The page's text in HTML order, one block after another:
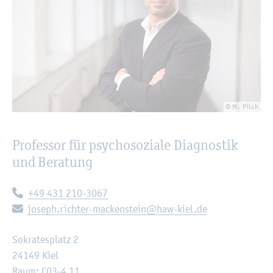
© M. Pilch
Pro­fes­sor für psy­cho­so­zia­le Dia­gnos­tik
und Be­ra­tung
Te­le­fon:
+49 431 210-3067
E-Mail:
jo­seph.​richter-​mackenstein@​haw-​kiel.​de
So­kra­tes­platz 2
24149 Kiel